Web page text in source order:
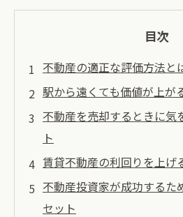
目次
不動産の適正な評価方法と
駅から遠くても価値が上が
不動産を売却するときに気
ト
賃貸不動産の利回りを上げ
不動産投資家が成功するた
セット